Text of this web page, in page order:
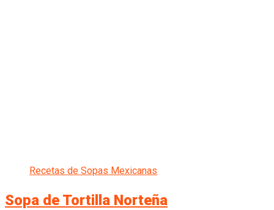
Recetas de Sopas Mexicanas
Sopa de Tortilla Norteña